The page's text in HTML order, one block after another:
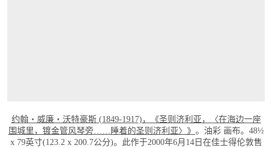
约翰‧威廉‧沃特豪斯 (1849-1917)，《圣则济利亚，〈在海边一座
围城里，镀金管风琴旁……睡着的圣则济利亚〉》 。油彩 画布。48½
x 79英寸(123.2 x 200.7公分)。此作于2000年6月14日在佳士得伦敦售